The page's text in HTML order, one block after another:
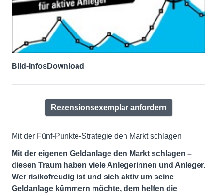
Bild-InfosDownload
Rezensionsexemplar anfordern
Mit der Fünf-Punkte-Strategie den Markt schlagen
Mit der eigenen Geldanlage den Markt schlagen –
diesen Traum haben viele Anlegerinnen und Anleger.
Wer risikofreudig ist und sich aktiv um seine
Geldanlage kümmern möchte, dem helfen die